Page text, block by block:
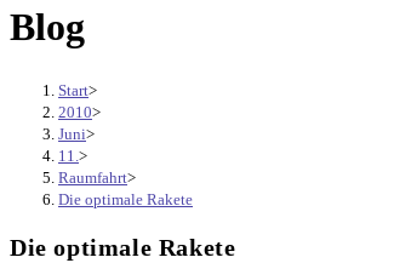
Blog
Start>
2010>
Juni>
11. >
Raumfahrt>
Die optimale Rakete
Die optimale Rakete